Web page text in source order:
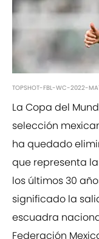
TOPSHOT-FBL-WC-2022-
La Copa del
selección
ha quedado
que representa
los últimos 30
significado la
escuadra
Federación